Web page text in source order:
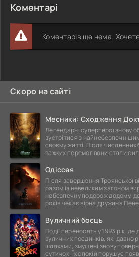
Коментарі
Коментарів ще нема.
Скоро на сайті
Месники: Сходження
Легендарні супергерої знову
зустрітися з
своєму житті. Після численних
важких перемог вони стали
Одіссея
Після завершення Троянської
разом із невеликим загоном
небезпечну подорож додому,
років чекає вірна дружина
Вуличний боєць
Події переносять у 1993 рік, де
вуличних поєдинків, які давно
шляхами, змушені знову
сутичок. Їх спокій порушує